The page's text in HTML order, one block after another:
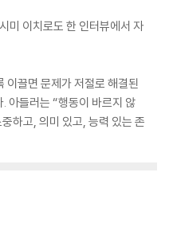
미 이치로도 한 인터뷰에서 자
이끌면 문제가 저절로 해결된
아들러는 “행동이 바르지 않
하고, 의미 있고, 능력 있는 존